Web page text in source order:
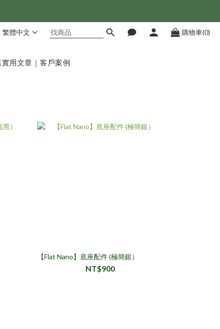
繁體中文 購物車(0)
實用文章｜客戶案例
【Flat Nano】底座配件 (極簡銀）
NT$900